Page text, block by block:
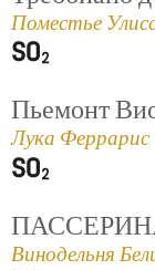
Поместье
Пьемонт
Лука
Винодельня